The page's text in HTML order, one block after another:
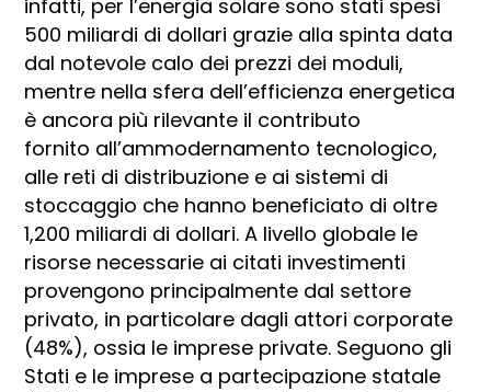
infatti, per l’energia solare sono stati spesi
500 miliardi di dollari grazie alla spinta data
dal notevole calo dei prezzi dei moduli,
mentre nella sfera dell’efficienza energetica
è ancora più rilevante il contributo
fornito all’ammodernamento tecnologico,
alle reti di distribuzione e ai sistemi di
stoccaggio che hanno beneficiato di oltre
1,200 miliardi di dollari. A livello globale le
risorse necessarie ai citati investimenti
provengono principalmente dal settore
privato, in particolare dagli attori corporate
(48%), ossia le imprese private. Seguono gli
Stati e le imprese a partecipazione statale